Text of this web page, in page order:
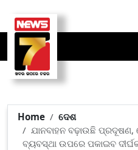
Home
ଦେଶ
ଯାନବାହନ ବଢ଼ାଉଛି
ବ୍ୟବସ୍ଥା ଉପରେ ପକାଇବ